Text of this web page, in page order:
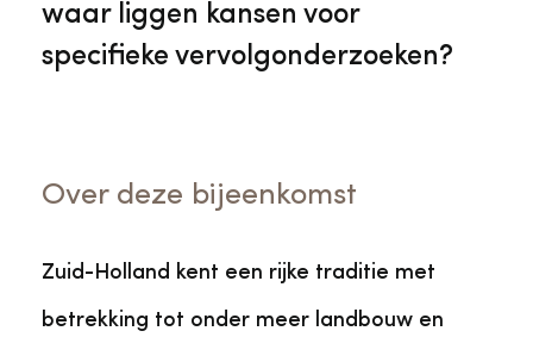
waar liggen kansen voor
specifieke vervolgonderzoeken?
Over deze bijeenkomst
Zuid-Holland kent een rijke traditie met
betrekking tot onder meer landbouw en